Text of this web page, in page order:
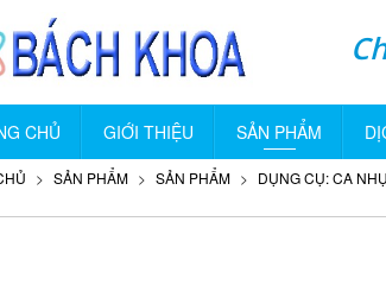
CHỦ GIỚI THIỆU SẢN PHẨM
SẢN PHẨM SẢN PHẨM DỤNG CỤ: CA